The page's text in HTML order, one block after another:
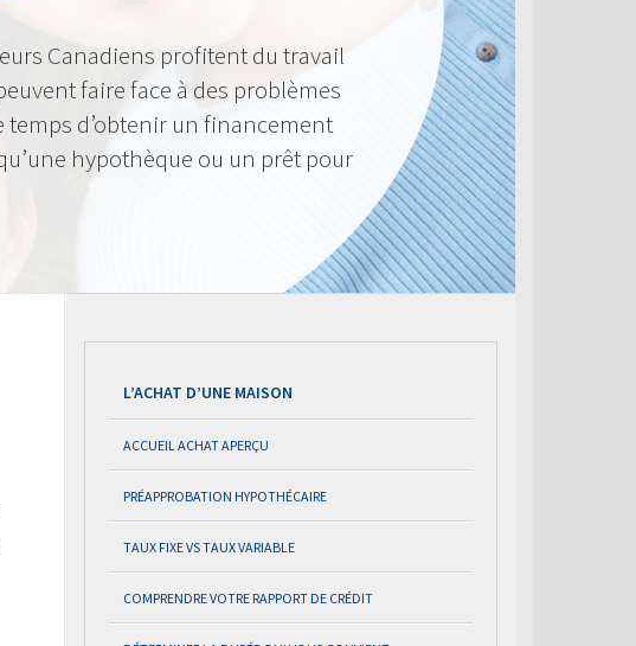
Canadiens profitent du travail
faire face à des problèmes
temps d’obtenir un financement
hypothèque ou un prêt pour
L’ACHAT D’UNE MAISON
ACCUEIL ACHAT APERÇU
PRÉAPPROBATION HYPOTHÉCAIRE
TAUX FIXE VS TAUX VARIABLE
COMPRENDRE VOTRE RAPPORT DE CRÉDIT